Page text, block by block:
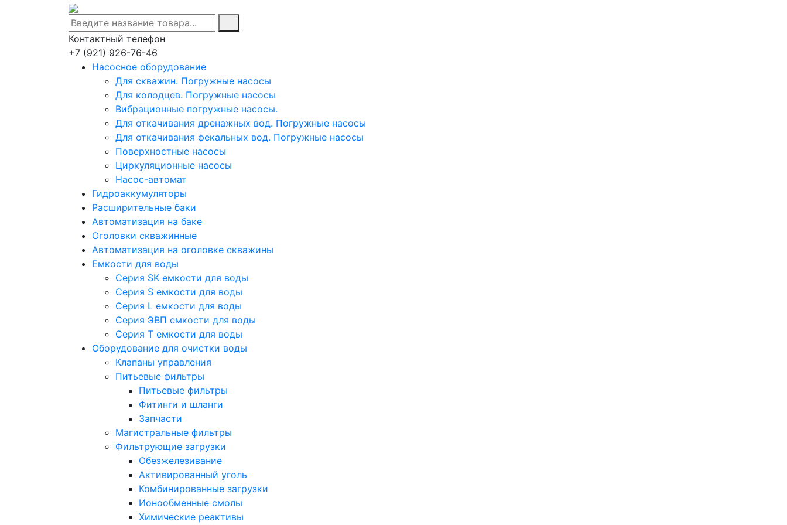
Контактный телефон
+7 (921) 926-76-46
Насосное оборудование
Для скважин. Погружные насосы
Для колодцев. Погружные насосы
Вибрационные погружные насосы.
Для откачивания дренажных вод. Погружные насосы
Для откачивания фекальных вод. Погружные насосы
Поверхностные насосы
Циркуляционные насосы
Насос-автомат
Гидроаккумуляторы
Расширительные баки
Автоматизация на баке
Оголовки скважинные
Автоматизация на оголовке скважины
Емкости для воды
Серия SK емкости для воды
Серия S емкости для воды
Серия L емкости для воды
Серия ЭВП емкости для воды
Серия T емкости для воды
Оборудование для очистки воды
Клапаны управления
Питьевые фильтры
Питьевые фильтры
Фитинги и шланги
Запчасти
Магистральные фильтры
Фильтрующие загрузки
Обезжелезивание
Активированный уголь
Комбинированные загрузки
Ионообменные смолы
Химические реактивы